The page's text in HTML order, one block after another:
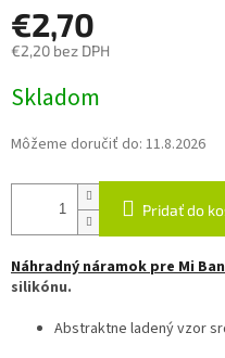
€2,70
€2,20 bez DPH
cena:
Skladom
Môžeme doručiť do: 11.8.2026
Pridať do
Náhradný náramok pre Mi
silikónu.
Abstraktne ladený vzor